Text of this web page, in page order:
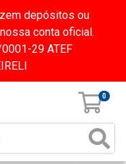
depósitos ou
conta oficial.
29 ATEF
0